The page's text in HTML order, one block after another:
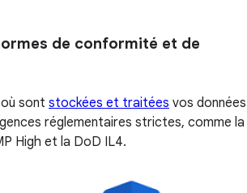
de conformité et de
sont stockées et traitées vos données
réglementaires strictes, comme la
High et la DoD IL4.